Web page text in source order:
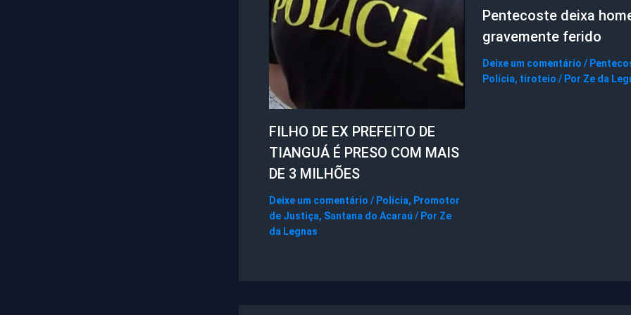
FILHO DE EX PREFEITO DE
TIANGUÁ É PRESO COM MAIS
DE 3 MILHÕES
Deixe um comentário / Polícia, Promotor
de Justiça, Santana do Acaraú / Por Ze
da Legnas
Pentecoste deixa
gravemente ferido
Deixe um comentário /
Polícia, tiroteio / Por Ze da